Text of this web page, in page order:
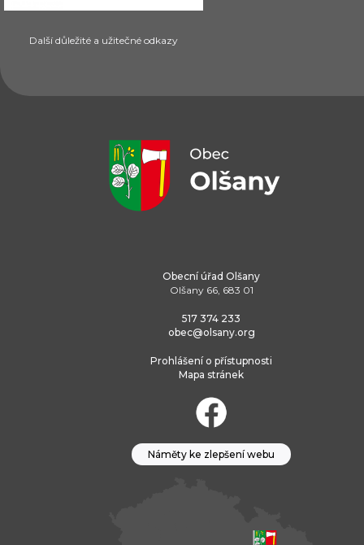
Další důležité a užitečné odkazy
Obecní úřad Olšany
Olšany 66, 683 01
517 374 233
obec@olsany.org
Prohlášení o přístupnosti
Mapa stránek
Náměty ke zlepšení webu